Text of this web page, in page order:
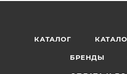
КАТАЛОГ
БРЕНДЫ